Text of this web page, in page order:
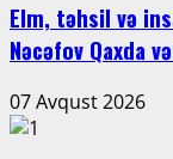
Elm, təhsil və
Nəcəfov Qaxda
07 Avqust 2026